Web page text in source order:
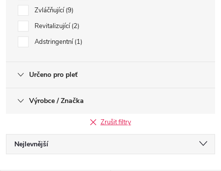
Zvláčňující 9
Revitalizující 2
Adstringentní 1
Určeno pro pleť
Výrobce / Značka
Zrušit filtry
Ř
Nejlevnější